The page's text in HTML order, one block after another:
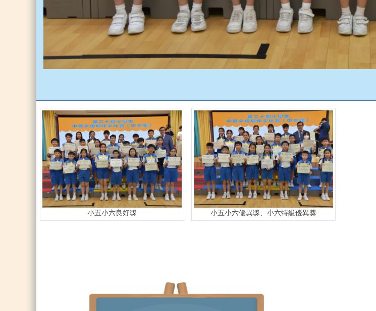
小五小六良好獎 小五小六優異獎、小六特級優異獎